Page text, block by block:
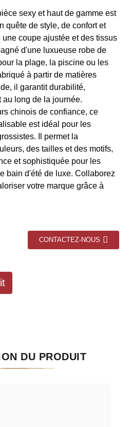
sexy et haut de gamme est
quête de style, de confort et
coupe ajustée et des tissus
d'une luxueuse robe de
la plage, la piscine ou les
à partir de matières
il garantit durabilité,
au long de la journée.
chinois de confiance, ce
est idéal pour les
Il permet la
des tailles et des motifs,
et sophistiquée pour les
bain d'été de luxe. Collaborez
votre marque grâce à
CONTACTEZ-NOUS
DU PRODUIT